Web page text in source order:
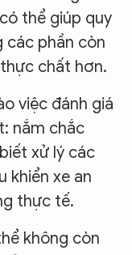
thể giúp quy
các phần còn
chất hơn.
việc đánh giá
nắm chắc
xử lý các
khiển xe an
thực tế.
không còn